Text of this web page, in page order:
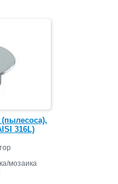
316L)
мозаика